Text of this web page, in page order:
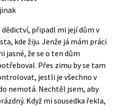
připadl mi její dům v
kde žiju. Jenže já mám práci
jasné, že se o ten dům
Přes zimu by se tam
jestli je všechno v
nemotá. Nechtěl jsem, aby
Když mi sousedka řekla,